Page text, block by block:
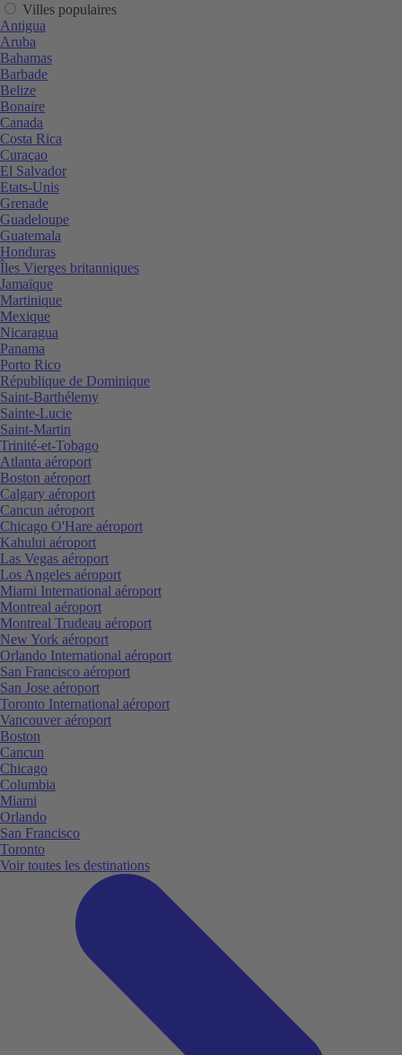
Villes populaires
Antigua
Aruba
Bahamas
Barbade
Belize
Bonaire
Canada
Costa Rica
Curaçao
El Salvador
Etats-Unis
Grenade
Guadeloupe
Guatemala
Honduras
Îles Vierges britanniques
Jamaïque
Martinique
Mexique
Nicaragua
Panama
Porto Rico
République de Dominique
Saint-Barthélemy
Sainte-Lucie
Saint-Martin
Trinité-et-Tobago
Atlanta aéroport
Boston aéroport
Calgary aéroport
Cancun aéroport
Chicago O'Hare aéroport
Kahului aéroport
Las Vegas aéroport
Los Angeles aéroport
Miami International aéroport
Montreal aéroport
Montreal Trudeau aéroport
New York aéroport
Orlando International aéroport
San Francisco aéroport
San Jose aéroport
Toronto International aéroport
Vancouver aéroport
Boston
Cancun
Chicago
Columbia
Miami
Orlando
San Francisco
Toronto
Voir toutes les destinations